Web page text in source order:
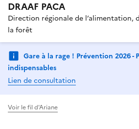
DRAAF PACA
Direction régionale de l’alimentation,
la forêt
Gare à la rage ! Prévention 2026 -
indispensables
Lien de consultation
Voir le fil d'Ariane